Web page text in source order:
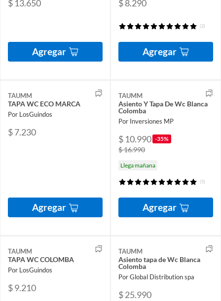
$ 13.650
Agregar
$ 8.290
(2)
Agregar
TAUMM
TAPA WC ECO MARCA
Por LosGuindos
$ 7.230
Agregar
TAUMM
Asiento Y Tapa De Wc Blanca
Colomba
Por Inversiones MP
$ 10.990 -35%
$ 16.990
Llega mañana
(5)
Agregar
TAUMM
TAPA WC COLOMBA
Por LosGuindos
$ 9.210
TAUMM
Asiento tapa de Wc Blanca
Colomba
Por Global Distribution spa
$ 25.990